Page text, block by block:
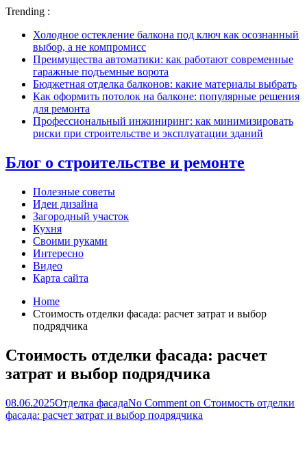
Trending :
Холодное остекление балкона под ключ как осознанный
выбор, а не компромисс
Преимущества автоматики: как работают современные
гаражные подъемные ворота
Бюджетная отделка балконов: какие материалы выбрать
Как оформить потолок на балконе: популярные решения
для ремонта
Профессиональный инжиниринг: как минимизировать
риски при строительстве и эксплуатации зданий
Блог о строительстве и ремонте
Полезные советы
Идеи дизайна
Загородный участок
Кухня
Своими руками
Интересно
Видео
Карта сайта
Home
Стоимость отделки фасада: расчет затрат и выбор
подрядчика
Стоимость отделки фасада: расчет
затрат и выбор подрядчика
08.06.2025Отделка фасадаNo Comment on Стоимость отделки
фасада: расчет затрат и выбор подрядчика